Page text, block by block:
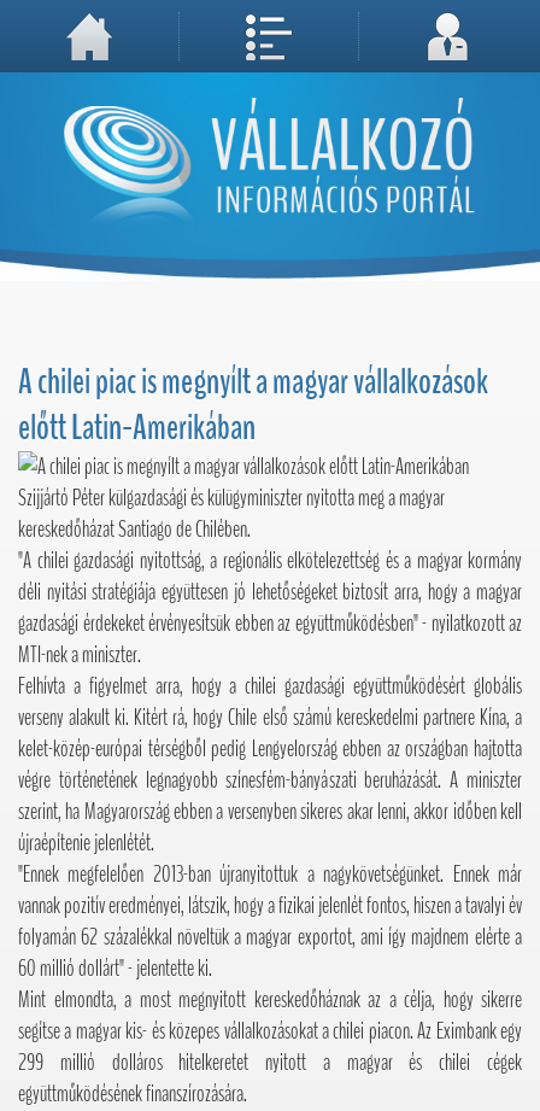
A weboldal használatával Ön elfogadja, hogy Cookie-kat (sütiket) tároljunk számítógépén. A sütik a weboldal megfelelő működéséhez
Megértettem, folytatás...
A chilei piac is megnyílt a magyar vállalkozások
előtt Latin-Amerikában
Szijjártó Péter külgazdasági és külügyminiszter nyitotta meg a magyar
kereskedőházat Santiago de Chilében.
"A chilei gazdasági nyitottság, a regionális elkötelezettség és a magyar kormány
déli nyitási stratégiája együttesen jó lehetőségeket biztosít arra, hogy a magyar
gazdasági érdekeket érvényesítsük ebben az együttműködésben" - nyilatkozott az
MTI-nek a miniszter.
Felhívta a figyelmet arra, hogy a chilei gazdasági együttműködésért globális
verseny alakult ki. Kitért rá, hogy Chile első számú kereskedelmi partnere Kína, a
kelet-közép-európai térségből pedig Lengyelország ebben az országban hajtotta
végre történetének legnagyobb színesfém-bányászati beruházását. A miniszter
szerint, ha Magyarország ebben a versenyben sikeres akar lenni, akkor időben kell
újraépítenie jelenlétét.
"Ennek megfelelően 2013-ban újranyitottuk a nagykövetségünket. Ennek már
vannak pozitív eredményei, látszik, hogy a fizikai jelenlét fontos, hiszen a tavalyi év
folyamán 62 százalékkal növeltük a magyar exportot, ami így majdnem elérte a
60 millió dollárt" - jelentette ki.
Mint elmondta, a most megnyitott kereskedőháznak az a célja, hogy sikerre
segítse a magyar kis- és közepes vállalkozásokat a chilei piacon. Az Eximbank egy
299 millió dolláros hitelkeretet nyitott a magyar és chilei cégek
együttműködésének finanszírozására.